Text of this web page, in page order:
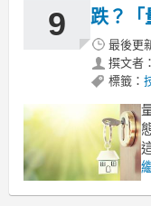
9
跌？「
最後更
撰文者：
標籤：